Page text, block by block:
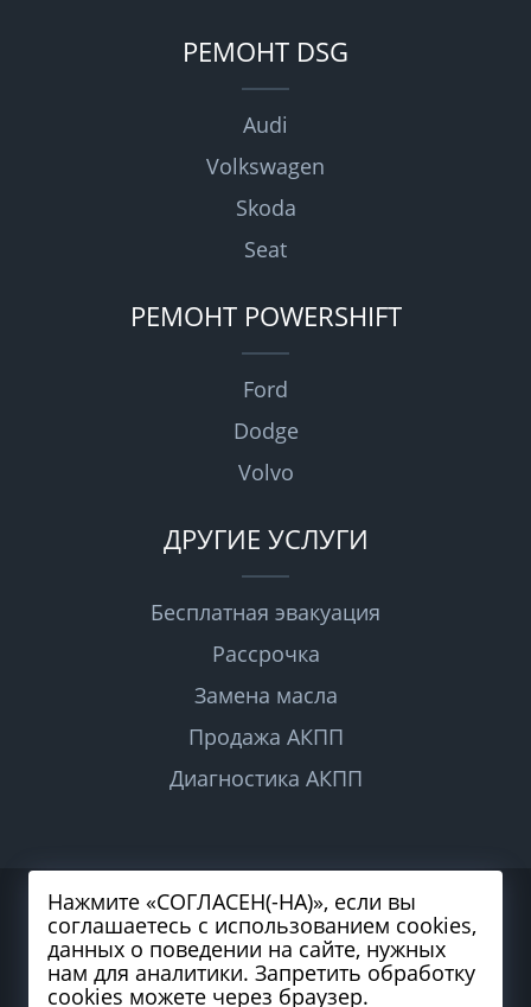
РЕМОНТ DSG
Audi
Volkswagen
Skoda
Seat
РЕМОНТ POWERSHIFT
Ford
Dodge
Volvo
ДРУГИЕ УСЛУГИ
Бесплатная эвакуация
Рассрочка
Замена масла
Продажа АКПП
Диагностика АКПП
2026 © Все права защищены
Политика конфиденциальности
Согласие на обработку персональных данных
Карта сайта
Нажмите «СОГЛАСЕН(-НА)», если вы
соглашаетесь с использованием cookies,
данных о поведении на сайте, нужных
нам для аналитики. Запретить обработку
cookies можете через браузер.